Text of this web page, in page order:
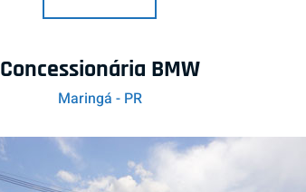
Concessionária BMW
Maringá - PR